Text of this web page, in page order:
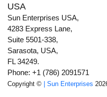
USA
Sun Enterprises USA,
4283 Express Lane,
Suite 5501-338,
Sarasota, USA,
FL 34249.
Phone: +1 (786) 2091571
Copyright © | Sun Enterprises